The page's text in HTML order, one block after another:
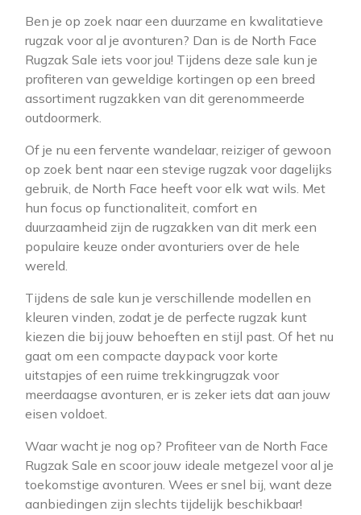
Ben je op zoek naar een duurzame en kwalitatieve
rugzak voor al je avonturen? Dan is de North Face
Rugzak Sale iets voor jou! Tijdens deze sale kun je
profiteren van geweldige kortingen op een breed
assortiment rugzakken van dit gerenommeerde
outdoormerk.
Of je nu een fervente wandelaar, reiziger of gewoon
op zoek bent naar een stevige rugzak voor dagelijks
gebruik, de North Face heeft voor elk wat wils. Met
hun focus op functionaliteit, comfort en
duurzaamheid zijn de rugzakken van dit merk een
populaire keuze onder avonturiers over de hele
wereld.
Tijdens de sale kun je verschillende modellen en
kleuren vinden, zodat je de perfecte rugzak kunt
kiezen die bij jouw behoeften en stijl past. Of het nu
gaat om een compacte daypack voor korte
uitstapjes of een ruime trekkingrugzak voor
meerdaagse avonturen, er is zeker iets dat aan jouw
eisen voldoet.
Waar wacht je nog op? Profiteer van de North Face
Rugzak Sale en scoor jouw ideale metgezel voor al je
toekomstige avonturen. Wees er snel bij, want deze
aanbiedingen zijn slechts tijdelijk beschikbaar!